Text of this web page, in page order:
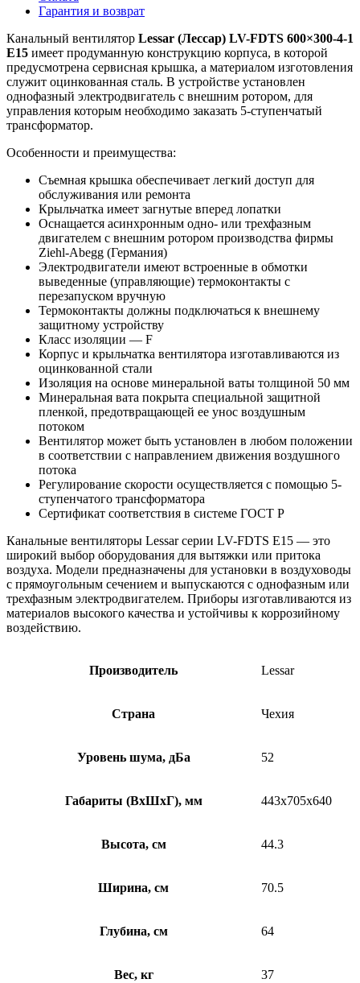
Гарантия и возврат
Канальный вентилятор Lessar (Лессар) LV-FDTS 600×300-4-1
E15 имеет продуманную конструкцию корпуса, в которой
предусмотрена сервисная крышка, а материалом изготовления
служит оцинкованная сталь. В устройстве установлен
однофазный электродвигатель с внешним ротором, для
управления которым необходимо заказать 5-ступенчатый
трансформатор.
Особенности и преимущества:
Съемная крышка обеспечивает легкий доступ для
обслуживания или ремонта
Крыльчатка имеет загнутые вперед лопатки
Оснащается асинхронным одно- или трехфазным
двигателем с внешним ротором производства фирмы
Ziehl-Abegg (Германия)
Электродвигатели имеют встроенные в обмотки
выведенные (управляющие) термоконтакты с
перезапуском вручную
Термоконтакты должны подключаться к внешнему
защитному устройству
Класс изоляции — F
Корпус и крыльчатка вентилятора изготавливаются из
оцинкованной стали
Изоляция на основе минеральной ваты толщиной 50 мм
Минеральная вата покрыта специальной защитной
пленкой, предотвращающей ее унос воздушным
потоком
Вентилятор может быть установлен в любом положении
в соответствии с направлением движения воздушного
потока
Регулирование скорости осуществляется с помощью 5-
ступенчатого трансформатора
Сертификат соответствия в системе ГОСТ Р
Канальные вентиляторы Lessar серии LV-FDTS Е15 — это
широкий выбор оборудования для вытяжки или притока
воздуха. Модели предназначены для установки в воздуховоды
с прямоугольным сечением и выпускаются с однофазным или
трехфазным электродвигателем. Приборы изготавливаются из
материалов высокого качества и устойчивы к коррозийному
воздействию.
Производитель Lessar
Страна Чехия
Уровень шума, дБа 52
Габариты (ВхШхГ), мм 443х705х640
Высота, см 44.3
Ширина, см 70.5
Глубина, см 64
Вес, кг 37